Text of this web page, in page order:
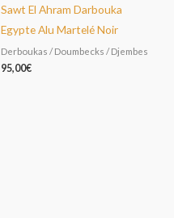
Sawt El Ahram Darbouka
Egypte Alu Martelé Noir
Derboukas / Doumbecks / Djembes
95,00€